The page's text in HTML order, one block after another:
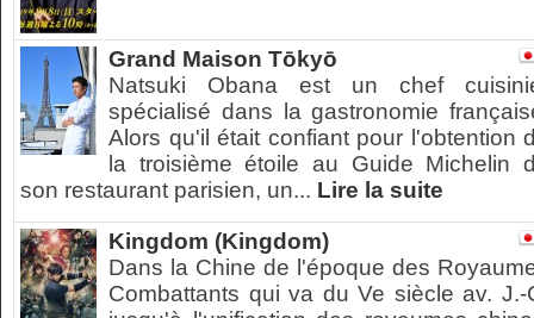
Grand Maison Tōkyō
Natsuki Obana est un chef
spécialisé dans la gastronomie
Alors qu'il était confiant pour l'obtention
la troisième étoile au Guide Michelin
son restaurant parisien, un... Lire la suite
Kingdom (Kingdom)
Dans la Chine de l'époque des
Combattants qui va du Ve siècle av. J.-